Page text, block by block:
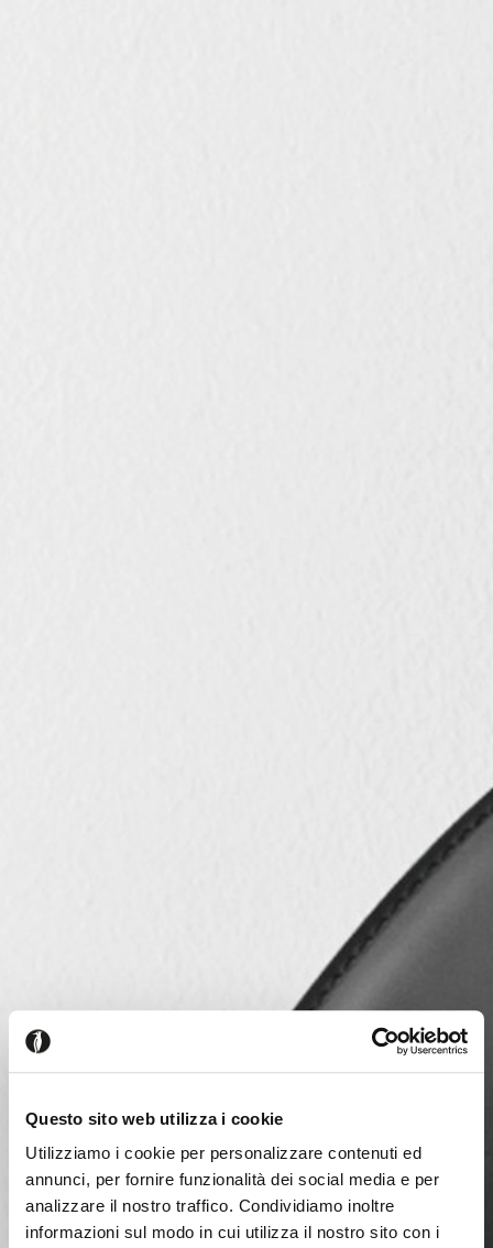
Questo sito web utilizza i cookie
Utilizziamo i cookie per personalizzare contenuti ed
annunci, per fornire funzionalità dei social media e per
analizzare il nostro traffico. Condividiamo inoltre
informazioni sul modo in cui utilizza il nostro sito con i